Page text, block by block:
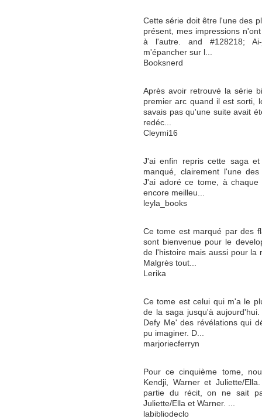
Cette série doit être l'une des
présent, mes impressions
à l'autre. and #128218;
m'épancher sur l...
Booksnerd
Après avoir retrouvé la série
premier arc quand il est sorti,
savais pas qu'une suite avait
redéc...
Cleymi16
J'ai enfin repris cette saga
manqué, clairement l'une
J'ai adoré ce tome, à
encore meilleu...
leyla_books
Ce tome est marqué par des
sont bienvenue pour le
de l'histoire mais aussi pour la
Malgrès tout...
Lerika
Ce tome est celui qui m'a le
de la saga jusqu'à
Defy Me' des révélations qui
pu imaginer. D...
marjoriecferryn
Pour ce cinquième tome,
Kendji, Warner et Juliette/
partie du récit, on ne sait
Juliette/Ella et Warner. ...
labibliodeclo